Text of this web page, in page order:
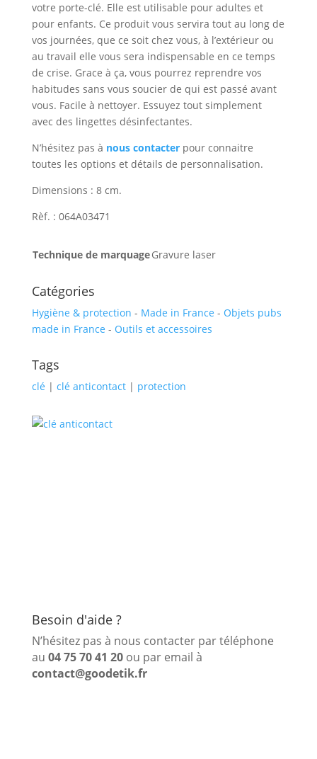
votre porte-clé. Elle est utilisable pour adultes et
pour enfants. Ce produit vous servira tout au long de
vos journées, que ce soit chez vous, à l’extérieur ou
au travail elle vous sera indispensable en ce temps
de crise. Grace à ça, vous pourrez reprendre vos
habitudes sans vous soucier de qui est passé avant
vous. Facile à nettoyer. Essuyez tout simplement
avec des lingettes désinfectantes.
N’hésitez pas à nous contacterpour connaitre
toutes les options et détails de personnalisation.
Dimensions : 8 cm.
Rèf. : 064A03471
Technique de marquageGravure laser
Catégories
Hygiène & protection - Made in France - Objets pubs
made in France - Outils et accessoires
Tags
clé | clé anticontact| protection
Besoin d'aide ?
N’hésitez pas à nous contacter par téléphone
au 04 75 70 41 20 ou par email à
contact@goodetik.fr